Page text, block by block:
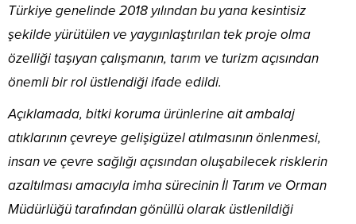
Türkiye genelinde 2018 yılından bu yana kesintisiz
şekilde yürütülen ve yaygınlaştırılan tek proje olma
özelliği taşıyan çalışmanın, tarım ve turizm açısından
önemli bir rol üstlendiği ifade edildi.
Açıklamada, bitki koruma ürünlerine ait ambalaj
atıklarının çevreye gelişigüzel atılmasının önlenmesi,
insan ve çevre sağlığı açısından oluşabilecek risklerin
azaltılması amacıyla imha sürecinin İl Tarım ve Orman
Müdürlüğü tarafından gönüllü olarak üstlenildiği